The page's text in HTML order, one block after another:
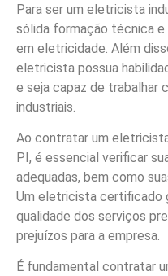
Para ser um eletricista
sólida formação técnica
em eletricidade. Além
eletricista possua
e seja capaz de trabalhar
industriais.
Ao contratar um
PI, é essencial verificar
adequadas, bem como
Um eletricista certificado
qualidade dos serviços
prejuízos para a empresa.
É fundamental contratar